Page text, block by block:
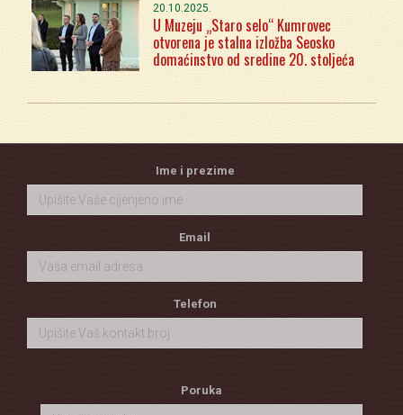
20.10.2025.
U Muzeju „Staro selo“ Kumrovec
otvorena je stalna izložba Seosko
domaćinstvo od sredine 20. stoljeća
Ime i prezime
Email
Telefon
Poruka